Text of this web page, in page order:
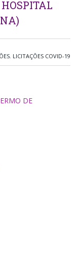
, LICITAÇÕES COVID-19
DE